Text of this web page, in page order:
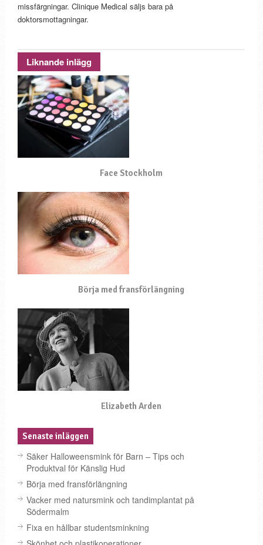
missfärgningar. Clinique Medical säljs bara på
doktorsmottagningar.
Liknande inlägg
Face Stockholm
Börja med fransförlängning
Elizabeth Arden
Senaste inläggen
Säker Halloweensmink för Barn – Tips och
Produktval för Känslig Hud
Börja med fransförlängning
Vacker med natursmink och tandimplantat på
Södermalm
Fixa en hållbar studentsminkning